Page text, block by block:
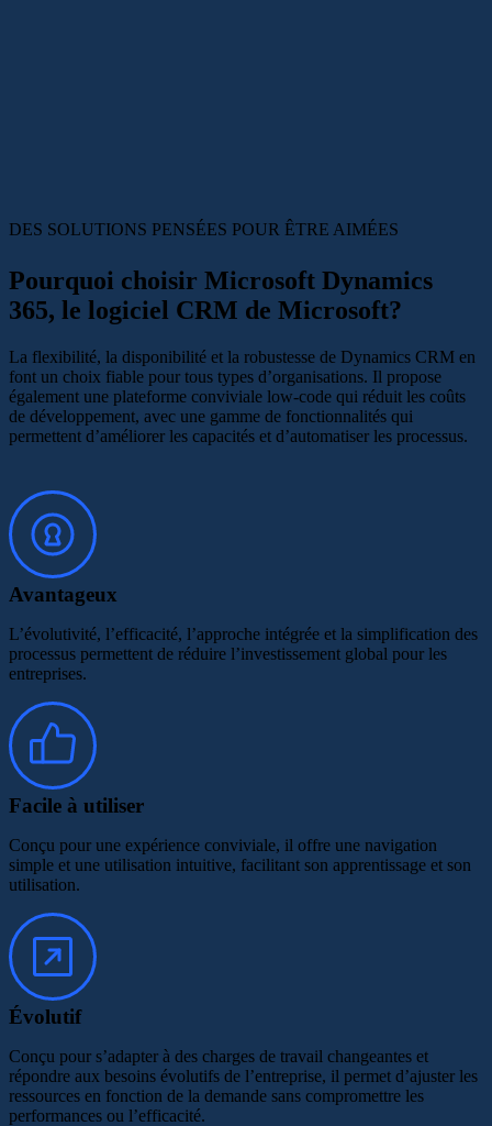
DES SOLUTIONS PENSÉES POUR ÊTRE AIMÉES
Pourquoi choisir Microsoft Dynamics
365, le logiciel CRM de Microsoft?
La flexibilité, la disponibilité et la robustesse de Dynamics CRM en
font un choix fiable pour tous types d’organisations. Il propose
également une plateforme conviviale low-code qui réduit les coûts
de développement, avec une gamme de fonctionnalités qui
permettent d’améliorer les capacités et d’automatiser les processus.
Avantageux
L’évolutivité, l’efficacité, l’approche intégrée et la simplification des
processus permettent de réduire l’investissement global pour les
entreprises.
Facile à utiliser
Conçu pour une expérience conviviale, il offre une navigation
simple et une utilisation intuitive, facilitant son apprentissage et son
utilisation.
Évolutif
Conçu pour s’adapter à des charges de travail changeantes et
répondre aux besoins évolutifs de l’entreprise, il permet d’ajuster les
ressources en fonction de la demande sans compromettre les
performances ou l’efficacité.